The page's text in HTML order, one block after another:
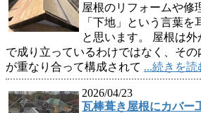
屋根のリフォームや修
「下地」という言葉
と思います。 屋根は
で成り立っているわけではなく、そ
が重なり合って構成されて ...続きを読
2026/04/23
瓦棒葺き屋根にカバー